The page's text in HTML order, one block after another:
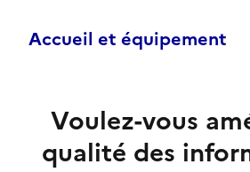
Accueil et équipement
Voulez-vous
qualité des